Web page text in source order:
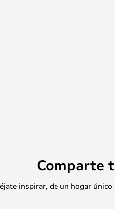
Comparte
inspirar, de un hogar